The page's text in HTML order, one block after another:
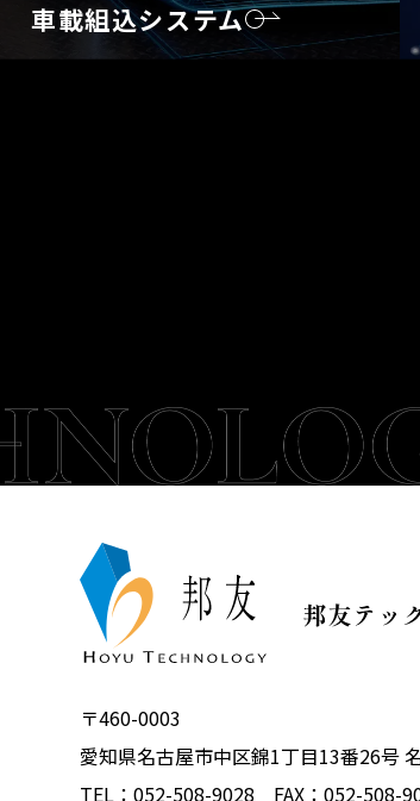
車載組込システム
〒460-0003
愛知県名古屋市中区錦1丁目13番26号
TEL：052-508-9028 FAX：052-508-